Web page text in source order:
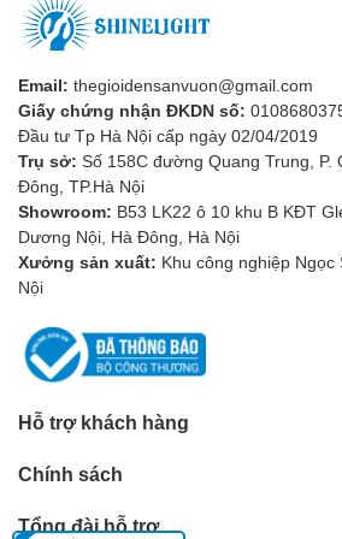
Email: thegioidensanvuon@gmail.com
Giấy chứng nhận ĐKDN số:
Đầu tư Tp Hà Nội cấp ngày 02/04/2019
Trụ sở: Số 158C đường Quang Trung, P.
Đông, TP.Hà Nội
Showroom: B53 LK22 ô 10 khu B KĐT
Dương Nội, Hà Đông, Hà Nội
Xưởng sản xuất: Khu công nghiệp
Nội
Hỗ trợ khách hàng
Chính sách
Tổng đài hỗ trợ